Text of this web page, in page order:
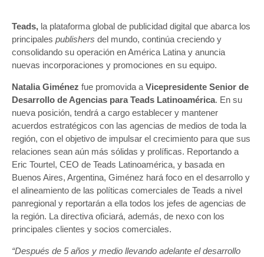
Teads, la plataforma global de publicidad digital que abarca los
principales publishers del mundo, continúa creciendo y
consolidando su operación en América Latina y anuncia
nuevas incorporaciones y promociones en su equipo.
Natalia Giménez fue promovida a Vicepresidente Senior de
Desarrollo de Agencias para Teads Latinoamérica. En su
nueva posición, tendrá a cargo establecer y mantener
acuerdos estratégicos con las agencias de medios de toda la
región, con el objetivo de impulsar el crecimiento para que sus
relaciones sean aún más sólidas y prolíficas. Reportando a
Eric Tourtel, CEO de Teads Latinoamérica, y basada en
Buenos Aires, Argentina, Giménez hará foco en el desarrollo y
el alineamiento de las políticas comerciales de Teads a nivel
panregional y reportarán a ella todos los jefes de agencias de
la región. La directiva oficiará, además, de nexo con los
principales clientes y socios comerciales.
“Después de 5 años y medio llevando adelante el desarrollo